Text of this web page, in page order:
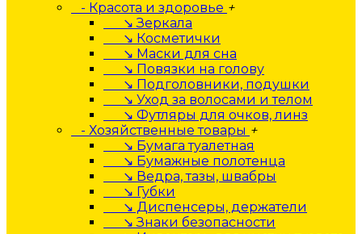
- Красота и здоровье +
↘ Зеркала
↘ Косметички
↘ Маски для сна
↘ Повязки на голову
↘ Подголовники, подушки
↘ Уход за волосами и телом
↘ Футляры для очков, линз
- Хозяйственные товары +
↘ Бумага туалетная
↘ Бумажные полотенца
↘ Ведра, тазы, швабры
↘ Губки
↘ Диспенсеры, держатели
↘ Знаки безопасности